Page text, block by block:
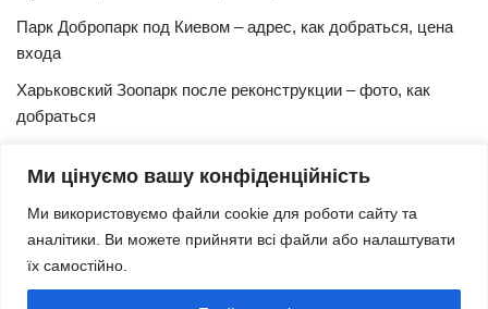
Ми цінуємо вашу конфіденційність
Ми використовуємо файли cookie для роботи сайту та
аналітики. Ви можете прийняти всі файли або налаштувати
їх самостійно.
Парк Добропарк под Киевом – адрес, как добраться, цена
входа
Харьковский Зоопарк после реконструкции – фото, как
добраться
домашних условиях
Харьковская Швейцария – цены, адрес, как добраться
Маршрут и расписание 27 троллейбуса (Харьков)
Трамвай № 3 Харьков – маршрут, время и интервал